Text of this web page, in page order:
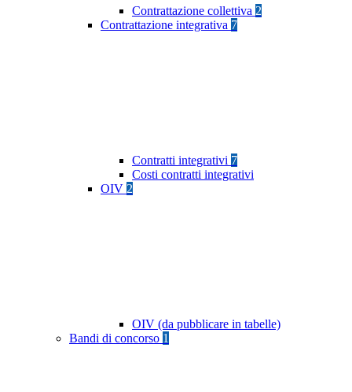
Contrattazione collettiva 2
Contrattazione integrativa 7
Contratti integrativi 7
Costi contratti integrativi
OIV 2
OIV (da pubblicare in tabelle)
Bandi di concorso 1